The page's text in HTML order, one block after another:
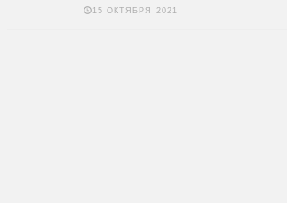
15 ОКТЯБРЯ 2021